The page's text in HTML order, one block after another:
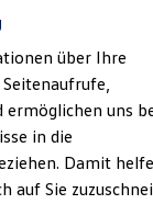
über Ihre
ermöglichen uns
in die
Damit
auf Sie